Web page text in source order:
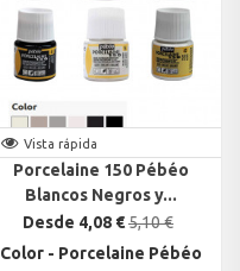
Vista rápida
Porcelaine 150 Pébéo
Blancos Negros y...
Desde 4,08 €5,10 €
Color - Porcelaine Pébéo